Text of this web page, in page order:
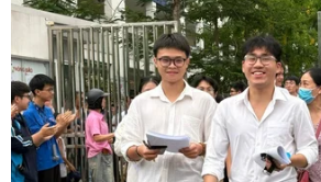
06/01/2022 10:12
Tỉnh Bến Tre chỉ tổ chức dạy học
huyện được đánh giá cấp độ dịch ở
địa bàn huyện được đánh giá cấp
thực hiện dạy học trực tuyến.